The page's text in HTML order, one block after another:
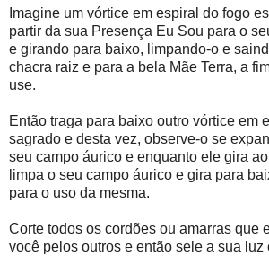
Imagine um vórtice em espiral do fogo
partir da sua Presença Eu Sou para o
e girando para baixo, limpando-o e
chacra raiz e para a bela Mãe Terra, a
use.
Então traga para baixo outro vórtice em
sagrado e desta vez, observe-o se
seu campo áurico e enquanto ele gira
limpa o seu campo áurico e gira para
para o uso da mesma.
Corte todos os cordões ou amarras que
você pelos outros e então sele a sua luz